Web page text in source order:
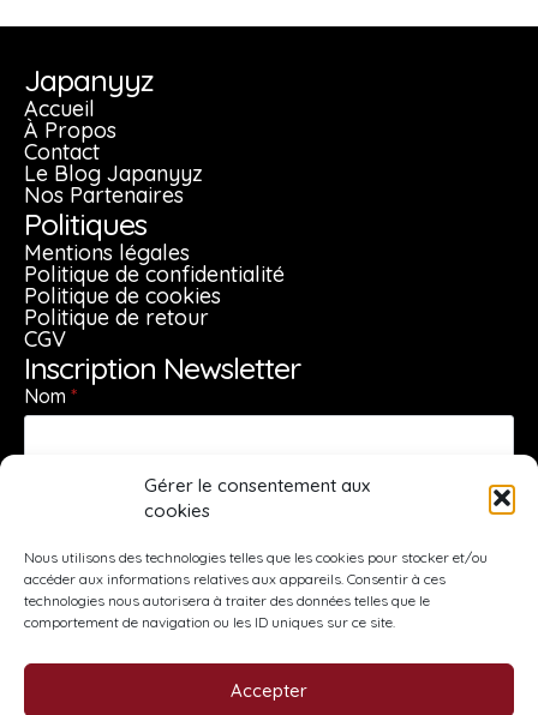
Gérer le consentement aux
cookies
Nous utilisons des technologies telles que les cookies pour stocker et/ou
accéder aux informations relatives aux appareils. Consentir à ces
technologies nous autorisera à traiter des données telles que le
comportement de navigation ou les ID uniques sur ce site.
Accepter
a
variations.
Les
options
peuvent
être
choisies
sur
la
page
du
produit
Japanyyz
Accueil
À Propos
Contact
Le Blog Japanyyz
Nos Partenaires
Politiques
Mentions légales
Politique de confidentialité
Politique de cookies
Politique de retour
CGV
Inscription Newsletter
Nom *
E-mail *